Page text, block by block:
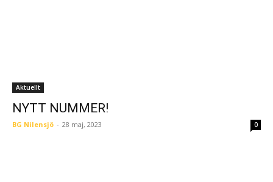
Aktuellt
NYTT NUMMER!
BG Nilensjö - 28 maj, 2023 0